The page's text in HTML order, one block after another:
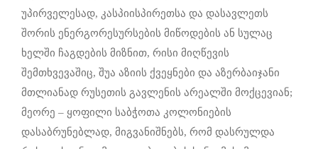
უპირველესად, კასპიისპირეთსა და დასავლეთს
შორის ენერგორესურსების მიწოდების ან სულაც
ხელში ჩაგდების მიზნით, რისი მიღწევის
შემთხვევაშიც, შუა აზიის ქვეყნები და აზერბაიჯანი
მთლიანად რუსეთის გავლენის არეალში მოქცევიან;
მეორე – ყოფილი საბჭოთა კოლონიების
დასაბრუნებლად, მიგვანიშნებს, რომ დასრულდა